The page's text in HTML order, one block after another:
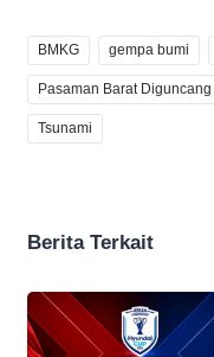
BMKG gempa bumi
Pasaman Barat
Tsunami
Berita Terkait